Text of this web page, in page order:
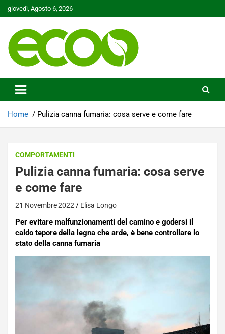
Skip
to
giovedì, Agosto 6, 2026
Ecoo.it
Home Pulizia canna fumaria: cosa serve e come fare
COMPORTAMENTI
Pulizia canna fumaria: cosa serve
e come fare
21 Novembre 2022 Elisa Longo
Per evitare malfunzionamenti del camino e godersi il
caldo tepore della legna che arde, è bene controllare lo
stato della canna fumaria